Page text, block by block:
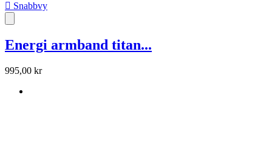
 Snabbvy
Energi armband titan...
995,00 kr